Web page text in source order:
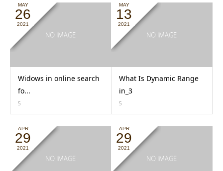
MAY
26
2021
Widows in online search
fo...
5
MAY
13
2021
What Is Dynamic Range
in_3
5
APR
29
2021
APR
29
2021